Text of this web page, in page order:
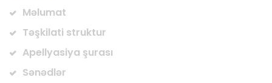
Məlumat
Təşkilati struktur
Apellyasiya şurası
Sənədlər